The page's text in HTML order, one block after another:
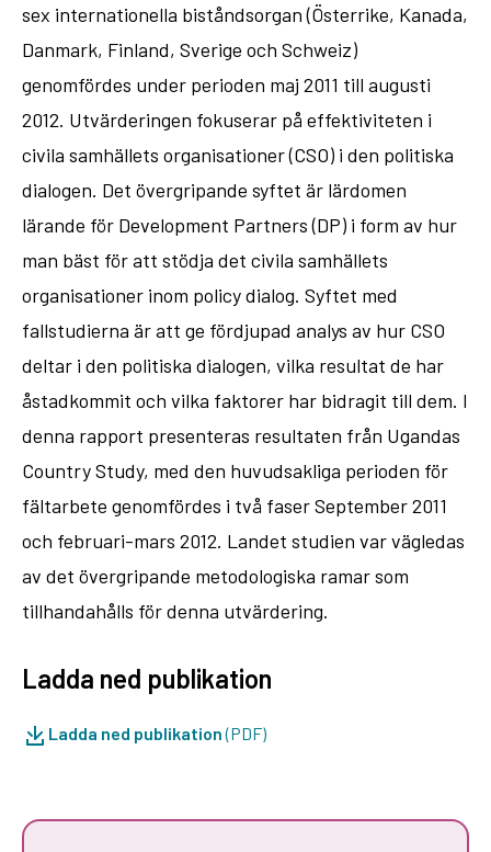
sex internationella biståndsorgan (Österrike, Kanada,
Danmark, Finland, Sverige och Schweiz)
genomfördes under perioden maj 2011 till augusti
2012. Utvärderingen fokuserar på effektiviteten i
civila samhällets organisationer (CSO) i den politiska
dialogen. Det övergripande syftet är lärdomen
lärande för Development Partners (DP) i form av hur
man bäst för att stödja det civila samhällets
organisationer inom policy dialog. Syftet med
fallstudierna är att ge fördjupad analys av hur CSO
deltar i den politiska dialogen, vilka resultat de har
åstadkommit och vilka faktorer har bidragit till dem. I
denna rapport presenteras resultaten från Ugandas
Country Study, med den huvudsakliga perioden för
fältarbete genomfördes i två faser September 2011
och februari-mars 2012. Landet studien var vägledas
av det övergripande metodologiska ramar som
tillhandahålls för denna utvärdering.
Ladda ned publikation
Ladda ned publikation(PDF)